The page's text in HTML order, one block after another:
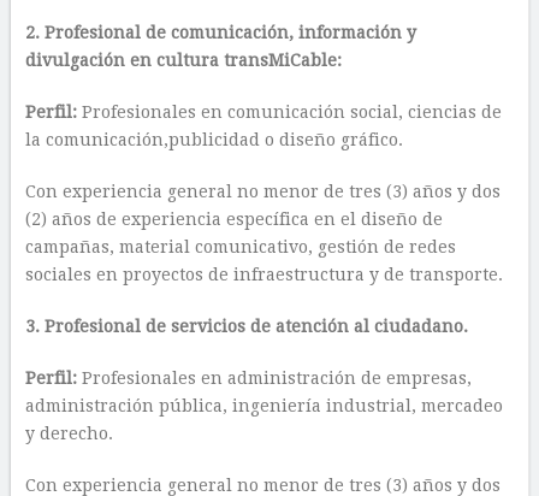
2. Profesional de comunicación, información y
divulgación en cultura transMiCable:
Perfil:Profesionales en comunicación social, ciencias de
la comunicación,publicidad o diseño gráfico.
Con experiencia general no menor de tres (3) años y dos
(2) años de experiencia específica en el diseño de
campañas, material comunicativo, gestión de redes
sociales en proyectos de infraestructura y de transporte.
3. Profesional de servicios de atención al ciudadano.
Perfil:Profesionales en administración de empresas,
administración pública, ingeniería industrial, mercadeo
y derecho.
Con experiencia general no menor de tres (3) años y dos